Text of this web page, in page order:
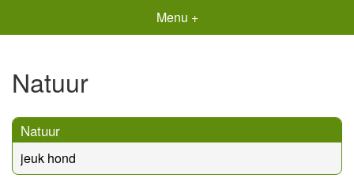
Menu +
Natuur
Natuur
jeuk hond